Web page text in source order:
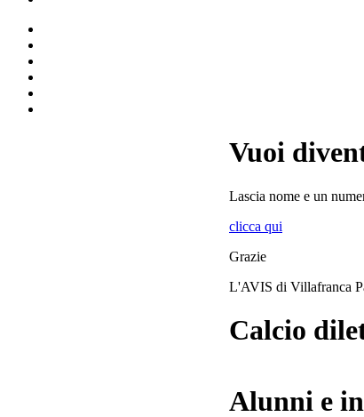
Vuoi
Lascia nome e un
clicca qui
Grazie
L'AVIS di Villafranca
Calcio
Alunni e